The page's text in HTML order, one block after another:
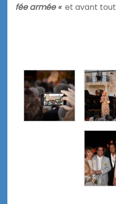
fée armée « et avant tout